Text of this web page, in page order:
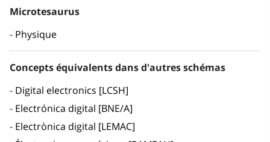
Microtesaurus
Physique
Concepts équivalents dans d'autres schémas
Digital electronics [LCSH]
Electrónica digital [BNE/A]
Electrònica digital [LEMAC]